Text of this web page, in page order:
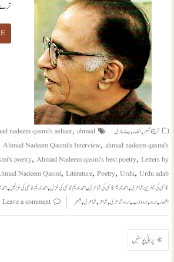
ترے
آج کا شعر,الف,بیت بازی nadeem qasmi's ashaar, ahmad
Ahmad Nadeem Qasmi's Interview, ahmad nadeem qasmi's
poetry, Ahmad Nadeem qasmi's best poetry, Letters by
Nadeem Qasmi, Literature, Poetry, Urdu, Urdu adab
قاسمی کی بہترین شاعری,احمد ندیم قاسمی کی شاعری,احمد ندیم قاسمی کی غزل,احمد ندیم قاسمی کی غزلیں,
اشعار,اردو,اردو ادب,اردو شاعری,شاعر,شاعری,شعر Leave a comment
پوسٹوں
کی
پرانی پوسٹیں